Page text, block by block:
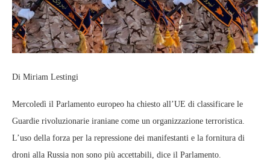
Di Miriam Lestingi
Mercoledì il Parlamento europeo ha chiesto all’UE di classificare le
Guardie rivoluzionarie iraniane come un organizzazione terroristica.
L’uso della forza per la repressione dei manifestanti e la fornitura di
droni alla Russia non sono più accettabili, dice il Parlamento.